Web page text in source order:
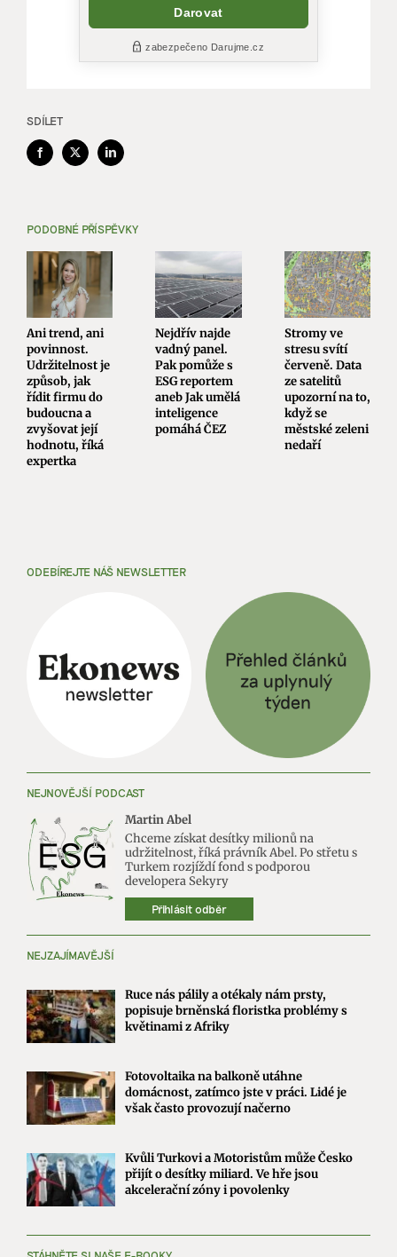
SDÍLET
Facebook
X LinkedIn
PODOBNÉ PŘÍSPĚVKY
Ani trend, ani
povinnost.
Udržitelnost je
způsob, jak
řídit firmu do
budoucna a
zvyšovat její
hodnotu, říká
expertka
Nejdřív najde
vadný panel.
Pak pomůže s
ESG reportem
aneb Jak umělá
inteligence
pomáhá ČEZ
Stromy ve
stresu svítí
červeně. Data
ze satelitů
upozorní na to,
když se
městské zeleni
nedaří
ODEBÍREJTE NÁŠ NEWSLETTER
NEJNOVĚJŠÍ PODCAST
Martin Abel
Chceme získat desítky milionů na
udržitelnost, říká právník Abel. Po střetu s
Turkem rozjíždí fond s podporou
developera Sekyry
Přihlásit odběr
NEJZAJÍMAVĚJŠÍ
Ruce nás pálily a otékaly nám prsty,
popisuje brněnská floristka problémy s
květinami z Afriky
Fotovoltaika na balkoně utáhne
domácnost, zatímco jste v práci. Lidé je
však často provozují načerno
Kvůli Turkovi a Motoristům může Česko
přijít o desítky miliard. Ve hře jsou
akcelerační zóny i povolenky